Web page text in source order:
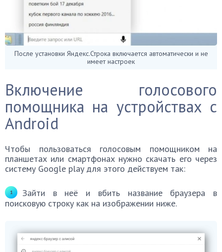
После установки Яндекс.Строка включается автоматически и не
имеет настроек
Включение голосового
помощника на устройствах с
Android
Чтобы пользоваться голосовым помощником на
планшетах или смартфонах нужно скачать его через
систему Google play для этого действуем так:
Зайти в неё и вбить название браузера в
поисковую строку как на изображении ниже.